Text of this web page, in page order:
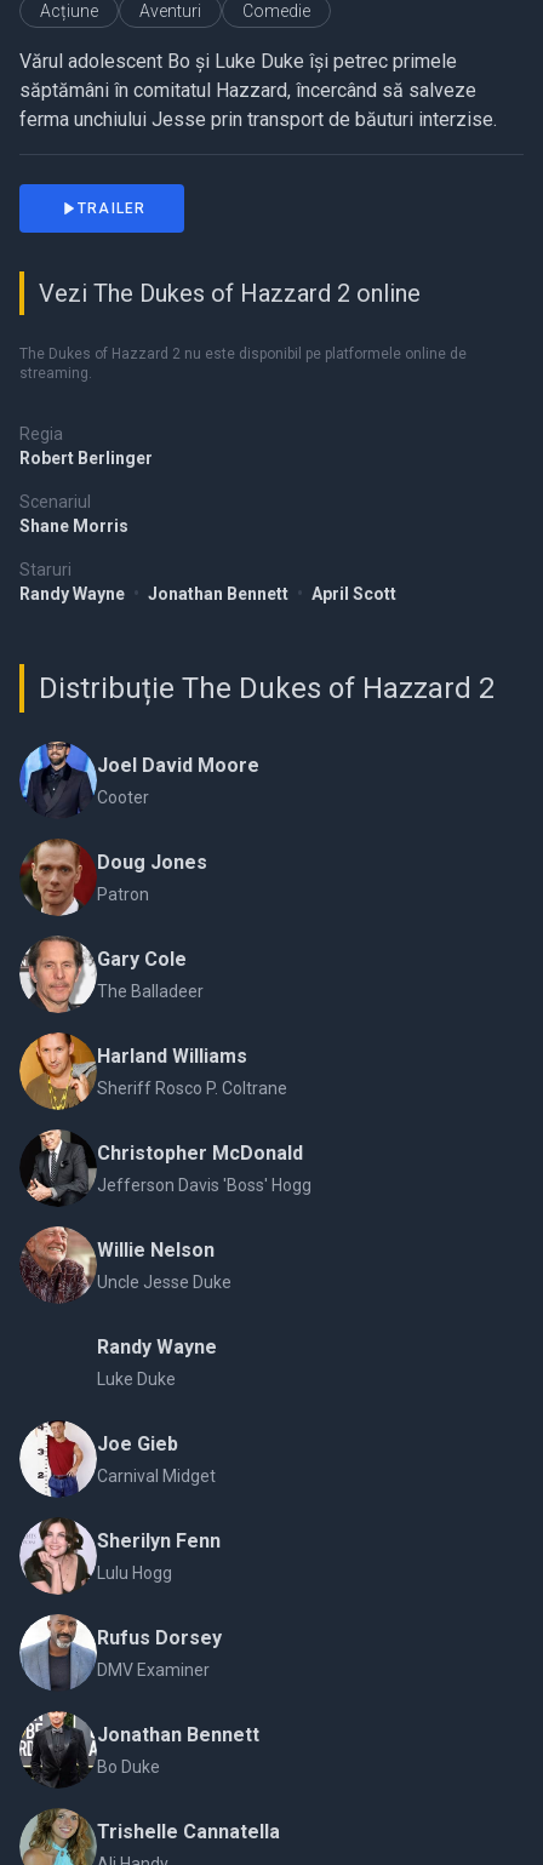
Acțiune Aventuri Comedie
Vărul adolescent Bo și Luke Duke își petrec primele
săptămâni în comitatul Hazzard, încercând să salveze
ferma unchiului Jesse prin transport de băuturi interzise.
Regia
Robert Berlinger
Scenariul
Shane Morris
Staruri
Randy Wayne • Jonathan Bennett • April Scott
TRAILER
Vezi The Dukes of Hazzard 2 online
The Dukes of Hazzard 2 nu este disponibil pe platformele online de
streaming.
Distribuție The Dukes of Hazzard 2
Joel David Moore
Cooter
Doug Jones
Patron
Gary Cole
The Balladeer
Harland Williams
Sheriff Rosco P. Coltrane
Christopher McDonald
Jefferson Davis 'Boss' Hogg
Willie Nelson
Uncle Jesse Duke
Randy Wayne
Luke Duke
Joe Gieb
Carnival Midget
Sherilyn Fenn
Lulu Hogg
Rufus Dorsey
DMV Examiner
Jonathan Bennett
Bo Duke
Trishelle Cannatella